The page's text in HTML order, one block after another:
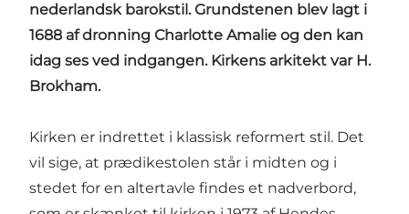
nederlandsk barokstil. Grundstenen blev lagt i
1688 af dronning Charlotte Amalie og den kan
idag ses ved indgangen. Kirkens arkitekt var H.
Brokham.
Kirken er indrettet i klassisk reformert stil. Det
vil sige, at prædikestolen står i midten og i
stedet for en altertavle findes et nadverbord,